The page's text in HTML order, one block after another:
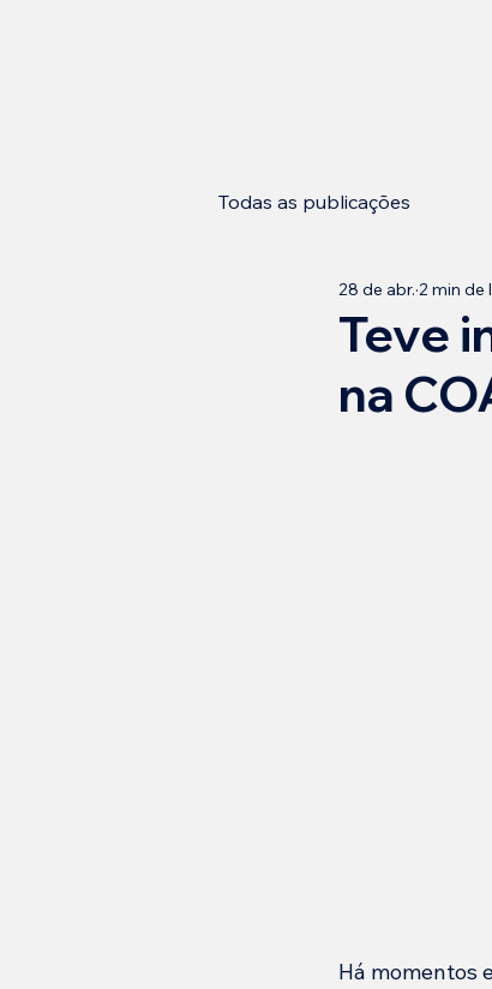
Todas as publicações
Teve
na
28 de abr. 2 min de
Há momentos